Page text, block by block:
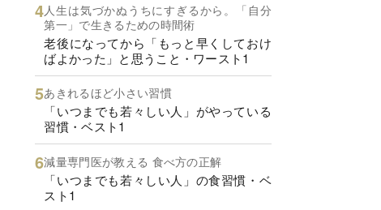
人生は気づかぬうちにすぎるから。「自分
第一」で生きるための時間術
老後になってから「もっと早くしておけ
ばよかった」と思うこと・ワースト1
あきれるほど小さい習慣
「いつまでも若々しい人」がやっている
習慣・ベスト1
減量専門医が教える 食べ方の正解
「いつまでも若々しい人」の食習慣・ベ
スト1